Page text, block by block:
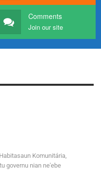
Comments
Join our site
Komunitária,
governu nian ne'ebe